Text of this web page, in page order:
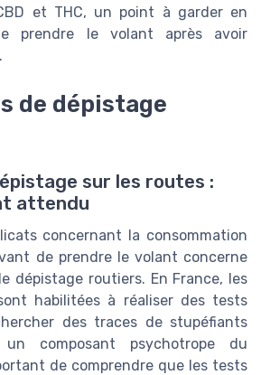
et THC, un point à garder en
prendre le volant après avoir
de dépistage
sur les routes :
attendu
concernant la consommation
de prendre le volant concerne
dépistage routiers. En France, les
habilitées à réaliser des tests
des traces de stupéfiants
composant psychotrope du
de comprendre que les tests